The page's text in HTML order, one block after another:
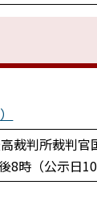
裁判所裁判官
8時（公示日10